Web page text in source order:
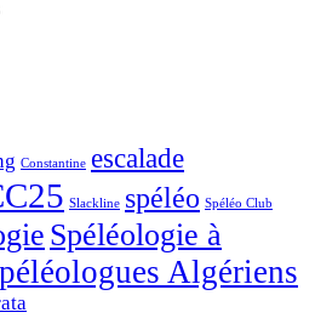
Constantine escalade
Slackline spéléo Spéléo Club
Spéléologie à
Algériens